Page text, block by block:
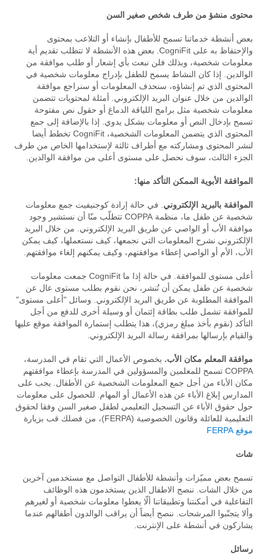
محتوى منشؤ من طرف شخص صغير السن
بعض أنشطة خدماتنا تسمح للأطفال بإنشاء أو التلاعب بمحتوى
والإحتفاظ به على CogniFit. بعض هذه الأنشطة لا تتطلب تقديم أية
معلومات شخصية، وبذلك فلن نبعث بأي إشعار أو طلب موافقة من
الوالدين. إذا كان النشاط يسمح للطفل بإدراج معلومات شخصية في
المحتوى الذي تم إنشاؤه، سنحذف المعلومات أو سنراجع موافقة
الوالدين من خلال عنوان البريد الإلكتروني. أمثلة لمحتويات تتضمن
معلومات شخصية مثل برامج اللياقة الدماغ أو حقول نص مفتوحة
تسمح بإدخال النص أو معلومات بشكل يدوي. إذا بالإضافة إلى جمع
المحتوى الذي يتضمن المعلومات الشخصية، CogniFit تخطط أيضا
لنشر المحتوى ومشاركته مع أطراف ثالثة لإستخدامها الخاص من طرف
الجزء الثالث، سوف نحصل على مستوى أعلى من موافقة الوالدين.
الموافقة الأبوية الممكن التأكد منها:
الموافقة بالبريد الإلكتروني . في حالة إرادة كوجنيفيت جمع معلومات
شخصية عن طفل ما، منظمة COPPA تتطلّب منّا أن نستشير وجود
موافقة الأب أو الواصي عن طريق البريد الإلكتروني. من خلال البريد
الإلكتروني نشرح المعلومات التي نجمعها، كيف نستعملها، كيف يمكن
الأب، الأم أو الواصي إعطاء موافقتهم، وكيف يمكنهم إلغاء موافقتهم.
أعلى مستوى للموافقة. في حالة إذا ما CogniFit جمعت معلومات
شخصية عن طفل يمكن أن تُنشر، نحن نقوم بطلب مستوى عال عن
الموافقة المطلوبة عن طريق البريد الإلكتروني. وسائل "أعلى مستوى"
للموافقة تشمل طلب بطاقة إئتمان أو وسيلة أخرى للدفع من أجل
التأكد (نقوم بأخذ مبلغ رمزي)، هذا يتطلب إستمارة الموافقة موقع عليها
والقيام بإرسالها بمرافقة رسالة البريد الإلكتروني.
موافقة المعلم مكان الأب. بخصوص الأعمال التي تقام في المدرسة،
COPPA تسمح للمعلمين والمسؤولين في المدرسة بإعطاء موافقتهم
مكان الأباء من أجل جمع المعلومات الشخصية عن الأطفال. يجب على
المدارس إبلاغ الأباء عن هذه الأعمال أو المهام. للحصول على معلومات
حول حقوق الأباء عن التسجيل التعليمي لطفل صغير السن وفقا لحقوق
التعليمية للعائلة وقانون الخصوصية (FERPA)، من فضلك قب بزيارة
موقع FERPA
شات
تسمح بعض مميّزات وأنشطة للأطفال التواصل مع مستخدمين آخرين
من خلال الشات. ننصح الاطفال الذين يستخدمون هذه الوظائف
التفاعلية في أمكنتنا وتطبيقاتنا ألّا يعطوا معلومات شخصية أو لغيرهم
وألا يتجنّبوا المرشحات. ننصح أيضاً أن يراقب الوالدون أطفالهم عندما
يشاركون في أنشطة على الإنترنت.
رسائل